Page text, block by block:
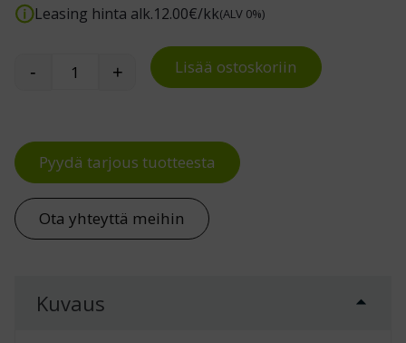
Leasing hinta alk.12.00€/kk(ALV 0%)
Kiinnityskehikko Treston WB-pöytään määrä
- + Lisää ostoskoriin
Pyydä tarjous tuotteesta
Ota yhteyttä meihin
Kuvaus